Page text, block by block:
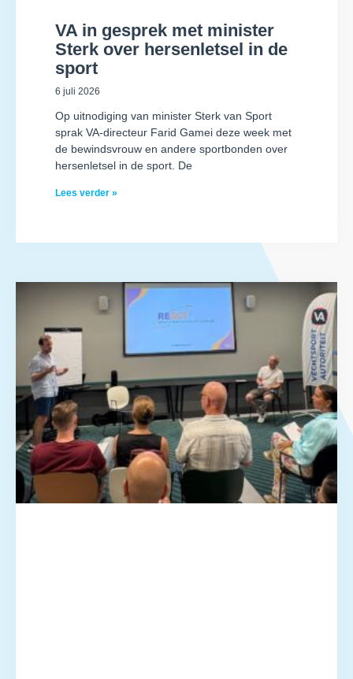
VA in gesprek met minister
Sterk over hersenletsel in de
sport
6 juli 2026
Op uitnodiging van minister Sterk van Sport
sprak VA-directeur Farid Gamei deze week met
de bewindsvrouw en andere sportbonden over
hersenletsel in de sport. De
Lees verder »